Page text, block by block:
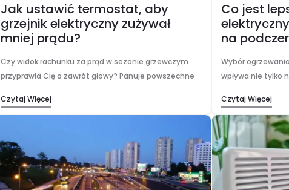
Jak ustawić termostat, aby
grzejnik elektryczny zużywał
mniej prądu?
Czy widok rachunku za prąd w sezonie grzewczym
przyprawia Cię o zawrót głowy? Panuje powszechne
Jednak prawda jest taka, że klucz do realnych
Czytaj Więcej
Co jest
na
Wybór
wpływa nie tylko
dylematem:
podczerwień?
Czytaj Więcej